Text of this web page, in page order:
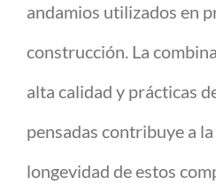
andamios utilizados en
construcción. La
alta calidad y prácticas
pensadas contribuye a
longevidad de estos